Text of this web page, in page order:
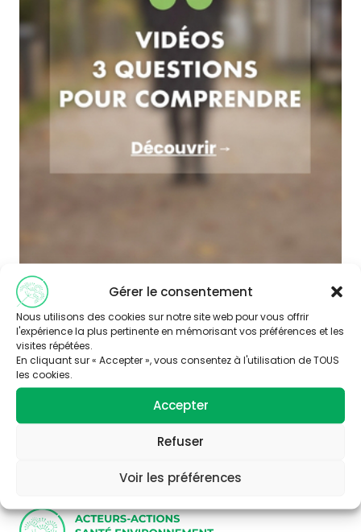
Gérer le consentement
Nous utilisons des cookies sur notre site web pour vous offrir
l'expérience la plus pertinente en mémorisant vos préférences et les
visites répétées.
En cliquant sur « Accepter », vous consentez à l'utilisation de TOUS
les cookies.
Accepter
Refuser
Voir les préférences